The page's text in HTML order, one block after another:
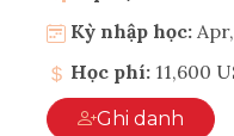
Kỳ nhập học:
Học phí: 11,600
Ghi danh